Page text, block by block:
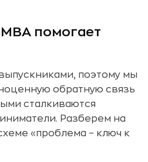
помогает
поэтому мы
обратную связь
сталкиваются
Разберем на
«проблема – ключ к